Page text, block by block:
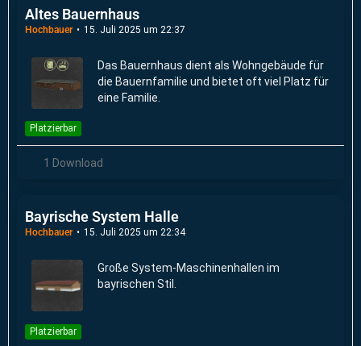
Altes Bauernhaus
Hochbauer 15. Juli 2025 um 22:37
Das Bauernhaus dient als Wohngebäude für
die Bauernfamilie und bietet oft viel Platz für
eine Familie.
Platzierbar
1 Download
Bayrische System Halle
Hochbauer 15. Juli 2025 um 22:34
Große System-Maschinenhallen im
bayrischen Stil.
Platzierbar